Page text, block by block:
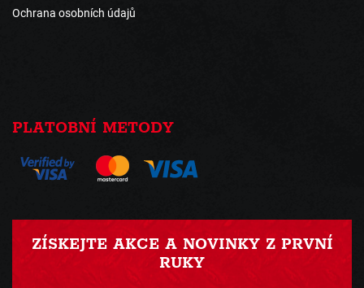
Ochrana osobních údajů
PLATOBNÍ METODY
ZÍSKEJTE AKCE A NOVINKY Z PRVNÍ
RUKY